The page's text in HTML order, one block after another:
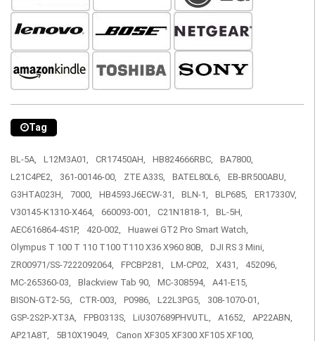
Tag
BL-5A, L12M3A01, CR17450AH, HB824666RBC,
BA7800,
L21C4PE2,
361-00146-00, ZTE A33S, BATEL80L6,
EB-BR500ABU,
G3HTA023H,
7000, HB4593J6ECW-31, BLN-1, BLP685,
ER17330V,
V30145-K1310-X464,
660093-001, C21N1818-1,
BL-5H,
AEC616864-4S1P,
420-002,
Huawei GT2 Pro Smart Watch,
Olympus T 100 T 110 T100 T110 X36 X960 80B,
DJI RS 3 Mini,
ZR00971/SS-7222092064,
FPCBP281, LM-CP02, X431,
452096,
MC-265360-03,
Blackview Tab 90, MC-308594,
A41-E15,
BISON-GT2-5G,
CTR-003, P0986, L22L3PG5,
308-1070-01,
GSP-2S2P-XT3A,
FPB0313S, LiU307689PHVUTL, A1652,
AP22ABN,
AP21A8T,
5B10X19049,
Canon XF305 XF300 XF105 XF100,